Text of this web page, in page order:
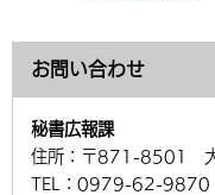
お問い合わせ
秘書広報課
住所： 〒871-8501 大
TEL： 0979-62-9870